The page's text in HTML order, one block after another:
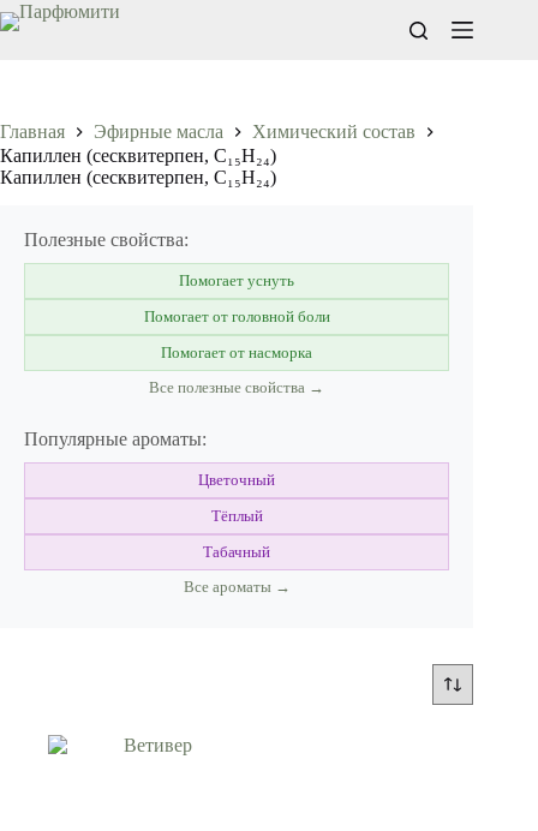
Перейти
к
Главная Эфирные масла
Химический состав
Капиллен (сесквитерпен, C₁₅H₂₄)
Капиллен (сесквитерпен, C₁₅H₂₄)
Полезные свойства:
Помогает уснуть
Помогает от головной боли
Помогает от насморка
Все полезные свойства →
Популярные ароматы:
Цветочный
Тёплый
Табачный
Все ароматы →